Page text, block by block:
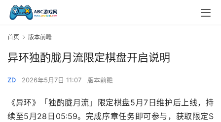
首页 版本前瞻
异环独酌胧月流限定棋盘开启说明
ZD 2026年5月7日 11:07 版本前瞻
《异环》「独酌胧月流」限定棋盘5月7日维护后上线，持
续至5月28日05:59。完成序章任务即可参与，获取限定S